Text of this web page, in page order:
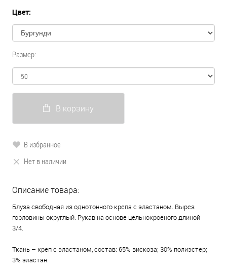
Цвет:
Размер:
В корзину
В избранное
Нет в наличии
Описание товара:
Блуза свободная из однотонного крепа с эластаном. Вырез
горловины округлый. Рукав на основе цельнокроеного длиной
3/4.
Ткань – креп с эластаном, состав: 65% вискоза; 30% полиэстер;
3% эластан.